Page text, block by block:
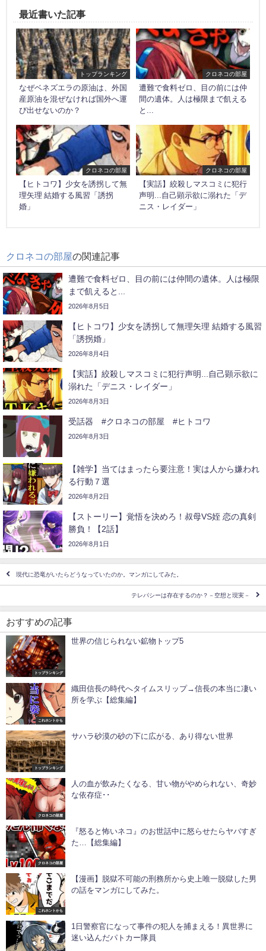
最近書いた記事
トップランキング
なぜベネズエラの原油は、外国
産原油を混ぜなければ国外へ運
び出せないのか？
クロネコの部屋
遭難で食料ゼロ、目の前には仲
間の遺体。人は極限まで飢える
と...
クロネコの部屋
【ヒトコワ】少女を誘拐して無
理矢理 結婚する風習「誘拐
婚」
クロネコの部屋
【実話】絞殺しマスコミに犯行
声明...自己顕示欲に溺れた「デ
ニス・レイダー」
クロネコの部屋の関連記事
遭難で食料ゼロ、目の前には仲間の遺体。人は極限
まで飢えると...
2026年8月5日
【ヒトコワ】少女を誘拐して無理矢理 結婚する風習
「誘拐婚」
2026年8月4日
【実話】絞殺しマスコミに犯行声明...自己顕示欲に
溺れた「デニス・レイダー」
2026年8月3日
受話器 #クロネコの部屋 #ヒトコワ
2026年8月3日
【雑学】当てはまったら要注意！実は人から嫌われ
る行動７選
2026年8月2日
【ストーリー】覚悟を決めろ！叔母VS姪 恋の真剣
勝負！【2話】
2026年8月1日
現代に恐竜がいたらどうなっていたのか。マンガにしてみた。
テレパシーは存在するのか？－空想と現実－
おすすめの記事
トップランキング
世界の信じられない鉱物トップ5
これホントかも
織田信長の時代へタイムスリップ→信長の本当に凄い
所を学ぶ【総集編】
トップランキング
サハラ砂漠の砂の下に広がる、あり得ない世界
クロネコの部屋
人の血が飲みたくなる、甘い物がやめられない、奇妙
な依存症･･
クロネコの部屋
『怒ると怖いネコ』のお世話中に怒らせたらヤバすぎ
た…【総集編】
これホントかも
【漫画】脱獄不可能の刑務所から史上唯一脱獄した男
の話をマンガにしてみた。
1日警察官になって事件の犯人を捕まえる！異世界に
迷い込んだパトカー隊員